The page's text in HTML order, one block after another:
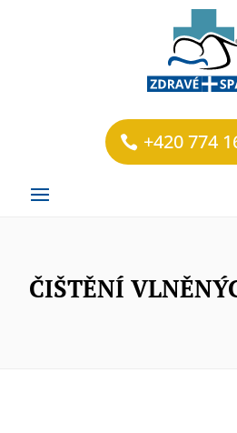
+420 774
ČIŠTĚNÍ